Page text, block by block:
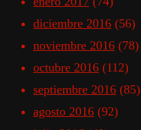
diciembre 2016 (56)
noviembre 2016 (78)
octubre 2016 (112)
septiembre 2016 (85)
agosto 2016 (92)